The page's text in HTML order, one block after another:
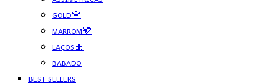
GOLD💛
MARROM🤎
LAÇOS🎀
BABADO
BEST SELLERS